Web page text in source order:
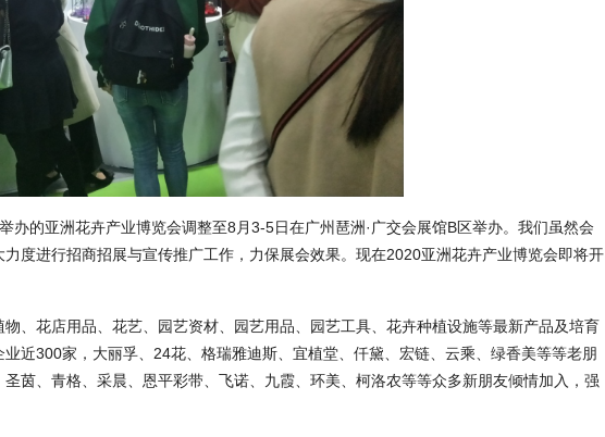
办的亚洲花卉产业博览会调整至8月3-5日在广州琶洲·广交会展馆B区举办。我们虽然会
度进行招商招展与宣传推广工作，力保展会效果。现在2020亚洲花卉产业博览会即将开
、花店用品、花艺、园艺资材、园艺用品、园艺工具、花卉种植设施等最新产品及培育
近300家，大丽孚、24花、格瑞雅迪斯、宜植堂、仟黛、宏链、云乘、绿香美等等老朋
茵、青格、采晨、恩平彩带、飞诺、九霞、环美、柯洛农等等众多新朋友倾情加入，强